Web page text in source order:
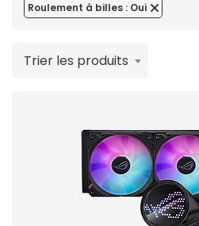
Roulement à billes : Oui
Trier les produits